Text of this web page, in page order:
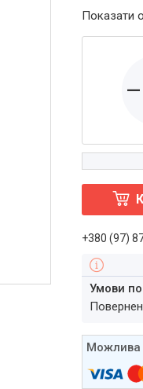
Показати
+380 (97)